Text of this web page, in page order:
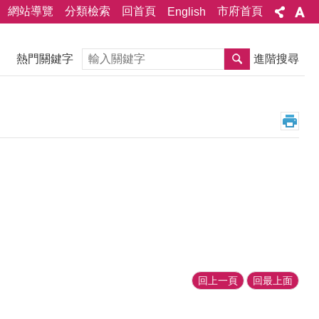
網站導覽 分類檢索 回首頁 English 市府首頁
熱門關鍵字 搜尋 進階搜尋
回上一頁 回最上面